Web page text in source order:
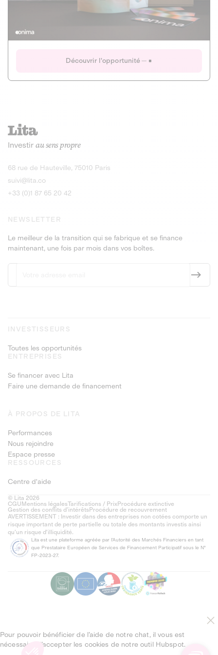
IR 50% JEIR
Découvrir l'opportunité
Ouverture imminente
Onima
CAPITAL INVESTISSEMENT MIEUX MANGER
AGRICULTURE ET ALIMENTATION
Actions
Gain potentiel
Découvrir l'opportunité
Investir au sens propre
68 rue de Hauteville, 75010 Paris
suivi@lita.co
+33 (0)1 87 65 20 42
NEWSLETTER
Le meilleur de la transition qui se fabrique et se finance
maintenant, une fois par mois dans vos boîtes.
INVESTISSEURS
Toutes les opportunités
ENTREPRISES
Se financer avec Lita
Faire une demande de financement
À PROPOS DE LITA
Performances
Nous rejoindre
Espace presse
RESSOURCES
Centre d'aide
© Lita 2026
CGU Mentions légalesTarifications / PrixProcédure extinctive
Gestion des conflits d’intérêtsProcédure de recouvrement
AVERTISSEMENT : Investir dans des entreprises non cotées comporte un
risque important de perte partielle ou totale des montants investis ainsi
qu'un risque d'illiquidité.
Lita est une plateforme agréée par l'Autorité des Marchés Financiers en tant
que Prestataire Européen de Services de Financement Participatif sous le N°
FP-2023-27.
Pour pouvoir bénéficier de l’aide de notre chat, il vous est
nécessaire d’accepter les cookies de notre outil Hubspot.